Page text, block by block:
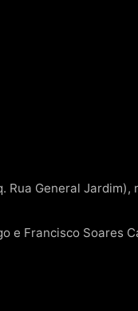
Rua General Jardim),
e Francisco Soares